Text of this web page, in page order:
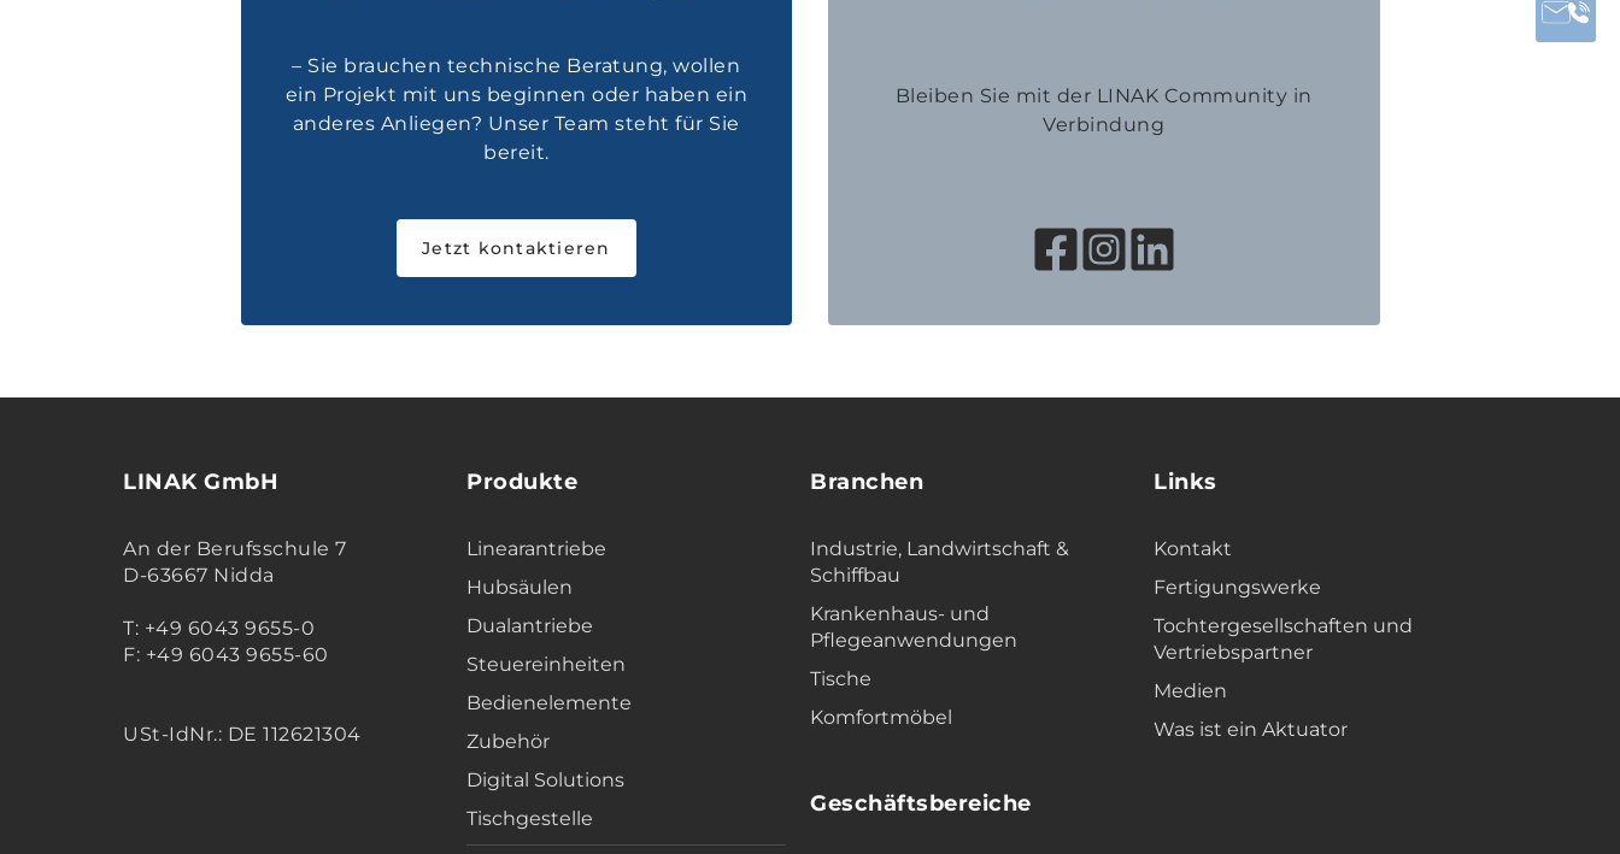
– Sie brauchen technische Beratung, wollen
ein Projekt mit uns beginnen oder haben ein
anderes Anliegen? Unser Team steht für Sie
bereit.
Jetzt kontaktieren
Bleiben Sie mit der LINAK Community in
Verbindung
LINAK GmbH
An der Berufsschule 7
D-63667 Nidda
T: +49 6043 9655-0
F: +49 6043 9655-60
USt-IdNr.: DE 112621304
Produkte
Linearantriebe
Hubsäulen
Dualantriebe
Steuereinheiten
Bedienelemente
Zubehör
Digital Solutions
Tischgestelle
Branchen
Industrie, Landwirtschaft &
Schiffbau
Krankenhaus- und
Pflegeanwendungen
Tische
Komfortmöbel
Geschäftsbereiche
Links
Kontakt
Fertigungswerke
Tochtergesellschaften und
Vertriebspartner
Medien
Was ist ein Aktuator